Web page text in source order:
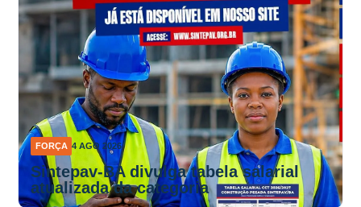
FORÇA 4 AGO 2026
Sintepav-BA divulga tabela salarial
atualizada da categoria